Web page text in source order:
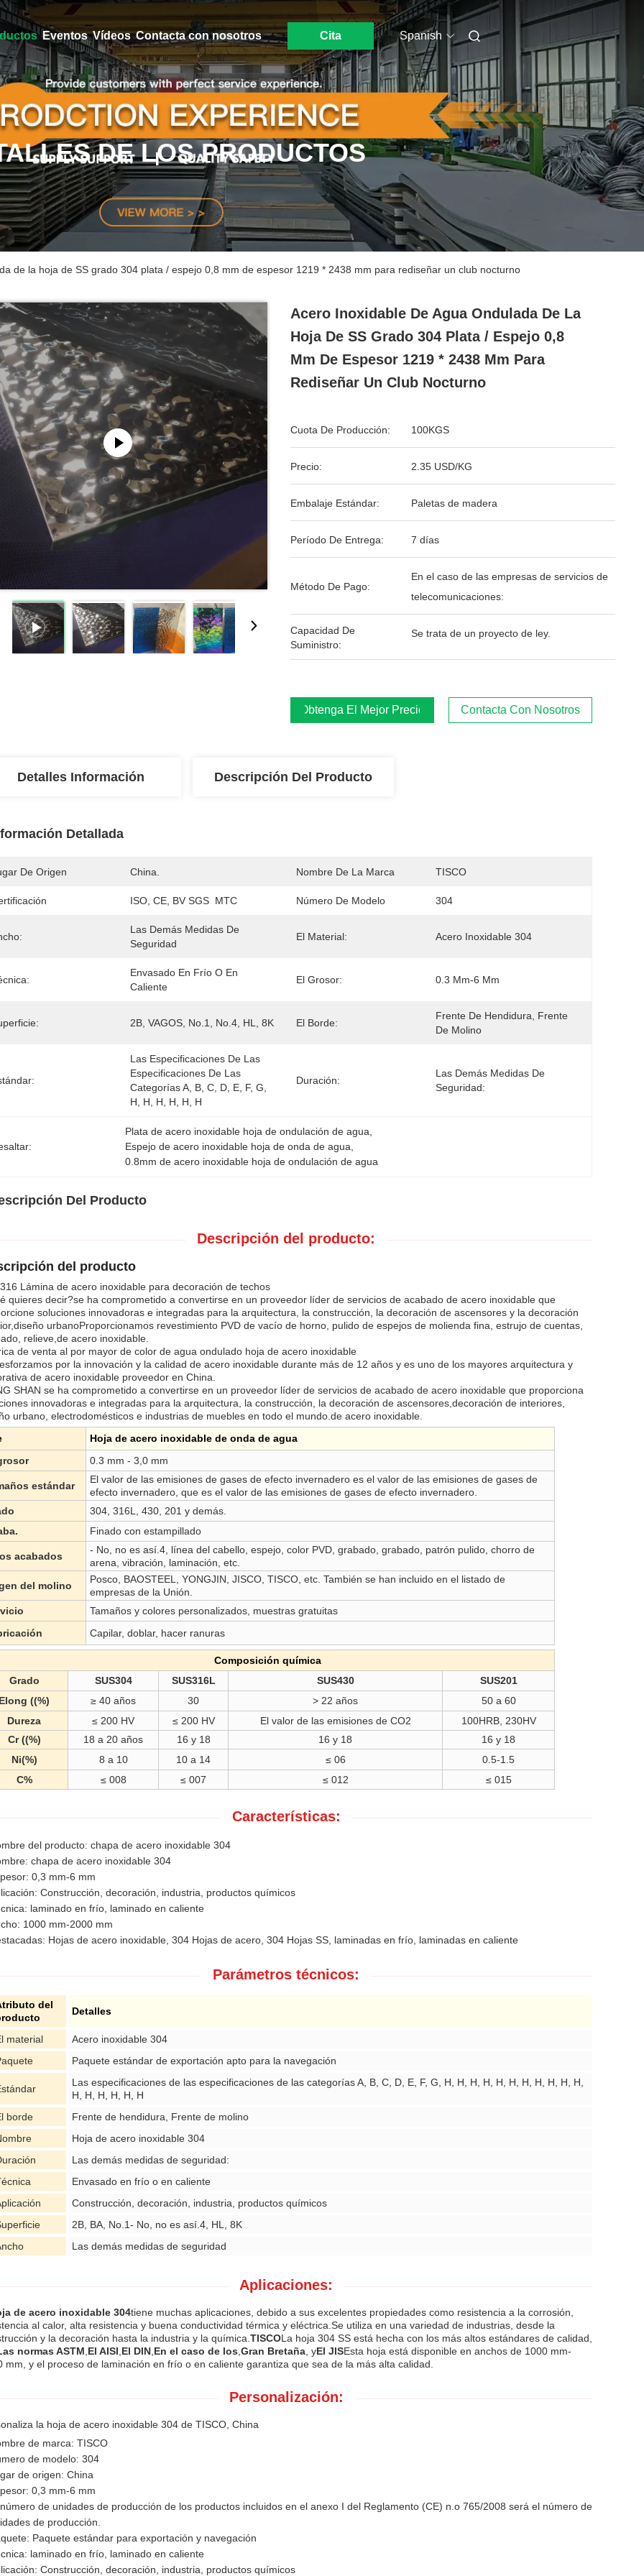
Eventos Vídeos Contacta con nosotros Cita Spanish
DE LOS PRODUCTOS
de la hoja de SS grado 304 plata / espejo 0,8 mm de espesor 1219 * 2438 mm para rediseñar un club nocturno
Acero Inoxidable De Agua Ondulada De La
Hoja De SS Grado 304 Plata / Espejo 0,8
Mm De Espesor 1219 * 2438 Mm Para
Rediseñar Un Club Nocturno
Cuota De Producción: 100KGS
Precio: 2.35 USD/KG
Embalaje Estándar: Paletas de madera
Período De Entrega: 7 días
Método De Pago:
En el caso de las empresas de servicios de
telecomunicaciones:
Capacidad De
Suministro:
Se trata de un proyecto de ley.
Obtenga El Mejor Precio Contacta Con Nosotros
Detalles Información Descripción Del Producto
Detallada
De Origen China. Nombre De La Marca TISCO
ISO, CE, BV SGS  MTC Número De Modelo 304
Las Demás Medidas De
Seguridad
El Material: Acero Inoxidable 304
Envasado En Frío O En
Caliente
El Grosor: 0.3 Mm-6 Mm
2B, VAGOS, No.1, No.4, HL, 8K El Borde:
Frente De Hendidura, Frente
De Molino
Las Especificaciones De Las
Especificaciones De Las
Categorías A, B, C, D, E, F, G,
H, H, H, H, H, H
Duración:
Las Demás Medidas De
Seguridad:
Plata de acero inoxidable hoja de ondulación de agua
Espejo de acero inoxidable hoja de onda de agua
0.8mm de acero inoxidable hoja de ondulación de agua
Del Producto
Descripción del producto:
del producto
Lámina de acero inoxidable para decoración de techos
quieres decir?se ha comprometido a convertirse en un proveedor líder de servicios de acabado de acero inoxidable que
soluciones innovadoras e integradas para la arquitectura, la construcción, la decoración de ascensores y la decoración
urbanoProporcionamos revestimiento PVD de vacío de horno, pulido de espejos de molienda fina, estrujo de cuentas,
relieve,de acero inoxidable.
de venta al por mayor de color de agua ondulado hoja de acero inoxidable
por la innovación y la calidad de acero inoxidable durante más de 12 años y es uno de los mayores arquitectura y
de acero inoxidable proveedor en China.
SHAN se ha comprometido a convertirse en un proveedor líder de servicios de acabado de acero inoxidable que proporciona
innovadoras e integradas para la arquitectura, la construcción, la decoración de ascensores,decoración de interiores,
urbano, electrodomésticos e industrias de muebles en todo el mundo.de acero inoxidable.
Hoja de acero inoxidable de onda de agua
0.3 mm - 3,0 mm
estándar
El valor de las emisiones de gases de efecto invernadero es el valor de las emisiones de gases de
efecto invernadero, que es el valor de las emisiones de gases de efecto invernadero.
304, 316L, 430, 201 y demás.
Finado con estampillado
acabados
- No, no es así.4, línea del cabello, espejo, color PVD, grabado, grabado, patrón pulido, chorro de
arena, vibración, laminación, etc.
del molino
Posco, BAOSTEEL, YONGJIN, JISCO, TISCO, etc. También se han incluido en el listado de
empresas de la Unión.
Tamaños y colores personalizados, muestras gratuitas
Capilar, doblar, hacer ranuras
Composición química
Grado
SUS304 SUS316L SUS430
SUS201
Elong ((%)
≥ 40 años 30 > 22 años
50 a 60
Dureza
≤ 200 HV ≤ 200 HV El valor de las emisiones de CO2
100HRB, 230HV
Cr ((%)
18 a 20 años 16 y 18 16 y 18
16 y 18
Ni(%)
8 a 10 10 a 14 ≤ 06
0.5-1.5
C%
≤ 008 ≤ 007 ≤ 012 ≤ 015
Características:
del producto: chapa de acero inoxidable 304
chapa de acero inoxidable 304
0,3 mm-6 mm
Construcción, decoración, industria, productos químicos
laminado en frío, laminado en caliente
1000 mm-2000 mm
Hojas de acero inoxidable, 304 Hojas de acero, 304 Hojas SS, laminadas en frío, laminadas en caliente
Parámetros técnicos:
del
Detalles
material
Acero inoxidable 304
Paquete estándar de exportación apto para la navegación
Las especificaciones de las especificaciones de las categorías A, B, C, D, E, F, G, H, H, H, H, H, H, H, H, H, H, H,
H, H, H, H, H, H
borde
Frente de hendidura, Frente de molino
Hoja de acero inoxidable 304
Las demás medidas de seguridad:
Envasado en frío o en caliente
Construcción, decoración, industria, productos químicos
2B, BA, No.1- No, no es así.4, HL, 8K
Las demás medidas de seguridad
Aplicaciones:
de acero inoxidable 304tiene muchas aplicaciones, debido a sus excelentes propiedades como resistencia a la corrosión,
al calor, alta resistencia y buena conductividad térmica y eléctrica.Se utiliza en una variedad de industrias, desde la
y la decoración hasta la industria y la química.TISCOLa hoja 304 SS está hecha con los más altos estándares de calidad,
normas ASTM,El AISI,El DIN,En el caso de los,Gran Bretaña, yEl JISEsta hoja está disponible en anchos de 1000 mm-
mm, y el proceso de laminación en frío o en caliente garantiza que sea de la más alta calidad.
Personalización:
la hoja de acero inoxidable 304 de TISCO, China
de marca: TISCO
de modelo: 304
de origen: China
0,3 mm-6 mm
de unidades de producción de los productos incluidos en el anexo I del Reglamento (CE) n.o 765/2008 será el número de
de producción.
Paquete estándar para exportación y navegación
laminado en frío, laminado en caliente
Construcción, decoración, industria, productos químicos